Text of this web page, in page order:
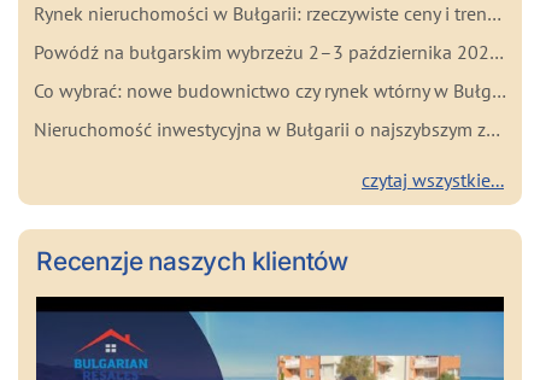
Rynek nieruchomości w Bułgarii: rzeczywiste ceny i trendy na początku 2026 roku
Powódź na bułgarskim wybrzeżu 2–3 października 2025: najważniejsze fakty dla kupujących
Co wybrać: nowe budownictwo czy rynek wtórny w Bułgarii? Zalety i wady każdego rozwiązania
Nieruchomość inwestycyjna w Bułgarii o najszybszym zwrocie
czytaj wszystkie...
Recenzje naszych klientów